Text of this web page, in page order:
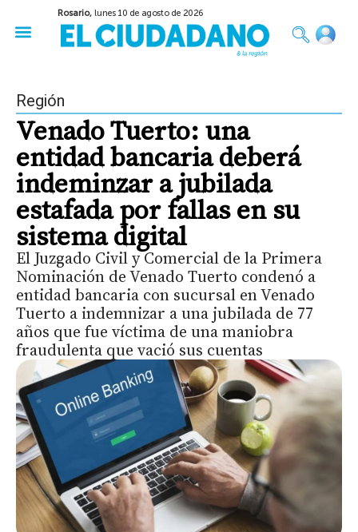
Rosario,lunes 10 de agosto de 2026
Región
Venado Tuerto: una
entidad bancaria deberá
indeminzar a jubilada
estafada por fallas en su
sistema digital
El Juzgado Civil y Comercial de la Primera
Nominación de Venado Tuerto condenó a
entidad bancaria con sucursal en Venado
Tuerto a indemnizar a una jubilada de 77
años que fue víctima de una maniobra
fraudulenta que vació sus cuentas